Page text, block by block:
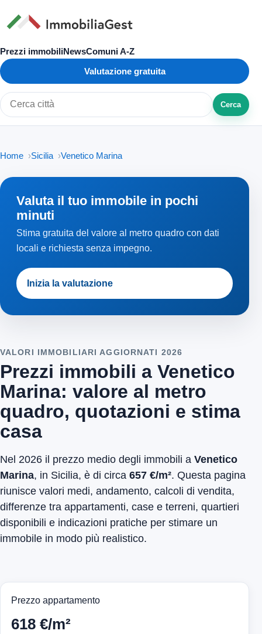
Prezzi immobiliNewsComuni A-Z
Valutazione gratuita
Cerca città o zona
Cerca
Home Sicilia Venetico Marina
Valuta il tuo immobile in pochi
minuti
Stima gratuita del valore al metro quadro con dati
locali e richiesta senza impegno.
Inizia la valutazione
VALORI IMMOBILIARI AGGIORNATI 2026
Prezzi immobili a Venetico
Marina: valore al metro
quadro, quotazioni e stima
casa
Nel 2026 il prezzo medio degli immobili a Venetico
Marina, in Sicilia, è di circa 657 €/m². Questa pagina
riunisce valori medi, andamento, calcoli di vendita,
differenze tra appartamenti, case e terreni, quartieri
disponibili e indicazioni pratiche per stimare un
immobile in modo più realistico.
Prezzo appartamento
618 €/m²